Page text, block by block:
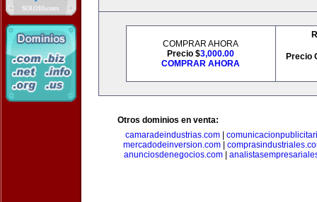
COMPRAR AHORA
Precio $3,000.00
COMPRAR AHORA
Precio
Otros dominios en venta:
camaradeindustrias.com|
mercadodeinversion.com
anunciosdenegocios.com|